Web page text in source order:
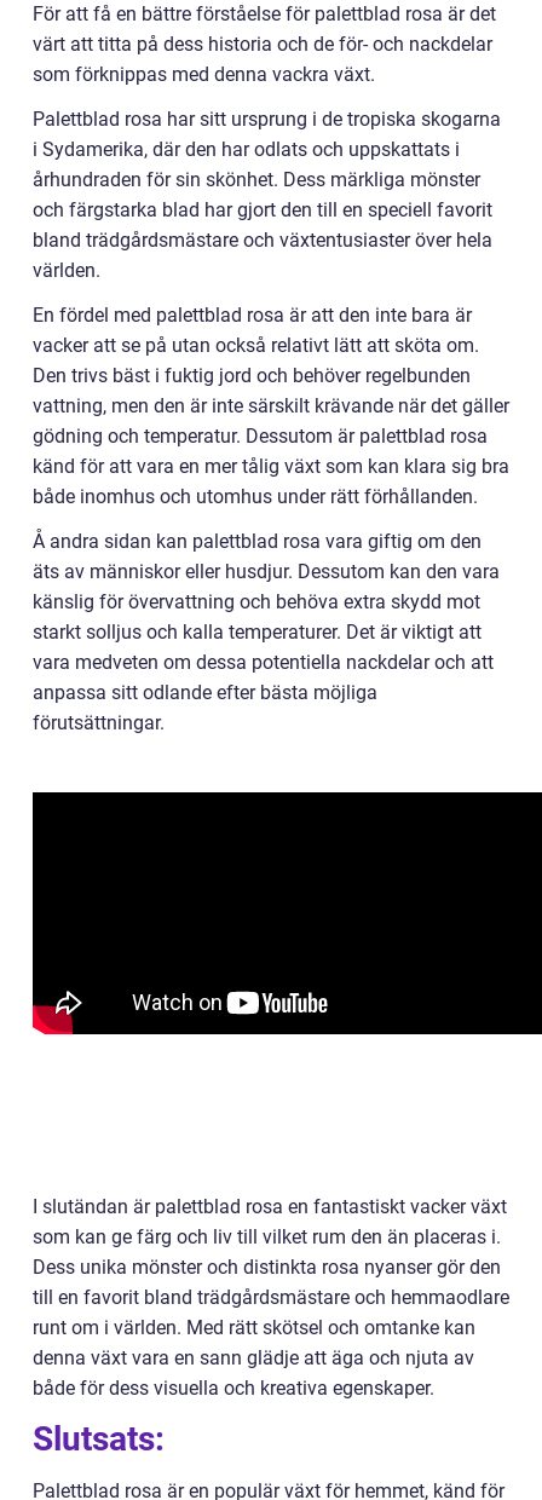
För att få en bättre förståelse för palettblad rosa är det
värt att titta på dess historia och de för- och nackdelar
som förknippas med denna vackra växt.
Palettblad rosa har sitt ursprung i de tropiska skogarna
i Sydamerika, där den har odlats och uppskattats i
århundraden för sin skönhet. Dess märkliga mönster
och färgstarka blad har gjort den till en speciell favorit
bland trädgårdsmästare och växtentusiaster över hela
världen.
En fördel med palettblad rosa är att den inte bara är
vacker att se på utan också relativt lätt att sköta om.
Den trivs bäst i fuktig jord och behöver regelbunden
vattning, men den är inte särskilt krävande när det gäller
gödning och temperatur. Dessutom är palettblad rosa
känd för att vara en mer tålig växt som kan klara sig bra
både inomhus och utomhus under rätt förhållanden.
Å andra sidan kan palettblad rosa vara giftig om den
äts av människor eller husdjur. Dessutom kan den vara
känslig för övervattning och behöva extra skydd mot
starkt solljus och kalla temperaturer. Det är viktigt att
vara medveten om dessa potentiella nackdelar och att
anpassa sitt odlande efter bästa möjliga
förutsättningar.
I slutändan är palettblad rosa en fantastiskt vacker växt
som kan ge färg och liv till vilket rum den än placeras i.
Dess unika mönster och distinkta rosa nyanser gör den
till en favorit bland trädgårdsmästare och hemmaodlare
runt om i världen. Med rätt skötsel och omtanke kan
denna växt vara en sann glädje att äga och njuta av
både för dess visuella och kreativa egenskaper.
Slutsats:
Palettblad rosa är en populär växt för hemmet, känd för